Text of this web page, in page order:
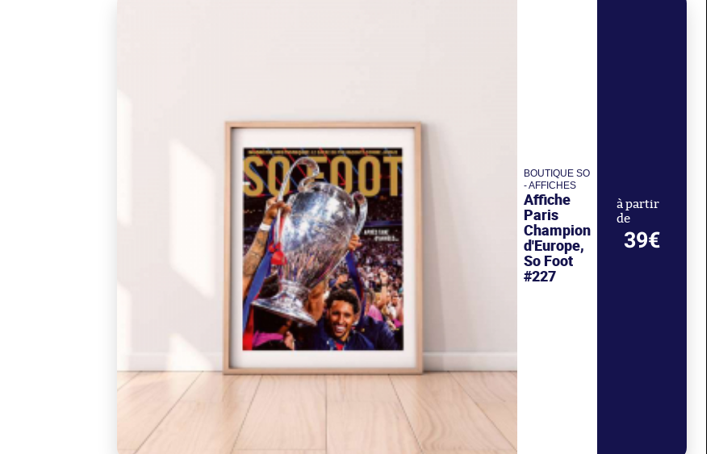
BOUTIQUE SO
- AFFICHES
Affiche
Paris
Champion
d'Europe,
So Foot
#227
à partir
de
39€